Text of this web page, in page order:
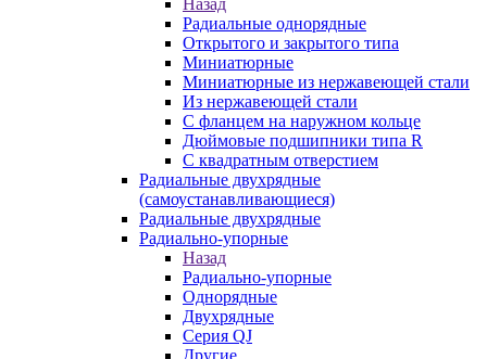
Назад
Радиальные однорядные
Открытого и закрытого типа
Миниатюрные
Миниатюрные из нержавеющей стали
Из нержавеющей стали
С фланцем на наружном кольце
Дюймовые подшипники типа R
С квадратным отверстием
Радиальные двухрядные
(самоустанавливающиеся)
Радиальные двухрядные
Радиально-упорные
Назад
Радиально-упорные
Однорядные
Двухрядные
Серия QJ
Другие